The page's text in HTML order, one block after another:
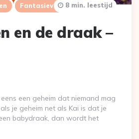
Fantasieverhalen
en de draak –
8 min. leestijd
een geheim dat niemand mag
je geheim net als Kai is dat je
babydraak, dan wordt het